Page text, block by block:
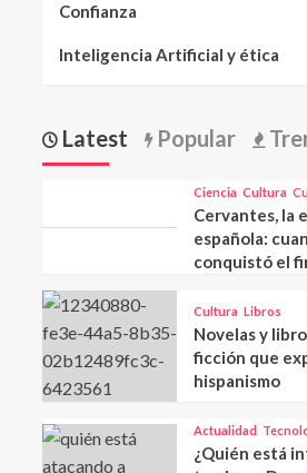
Confianza
Inteligencia Artificial y ética
Latest Popular
Ciencia Cultura
Cervantes, la
española:
conquistó el
Cultura Libros
Novelas y
ficción que
hispanismo
Actualidad
¿Quién está